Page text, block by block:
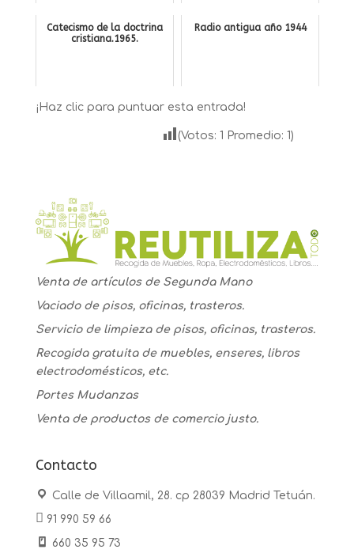
Catecismo de la doctrina
cristiana.1965.
Radio antigua año 1944
¡Haz clic para puntuar esta entrada!
(Votos: 1 Promedio: 1)
Venta de artículos de Segunda Mano
Vaciado de pisos, oficinas, trasteros.
Servicio de limpieza de pisos, oficinas, trasteros.
Recogida gratuita de muebles, enseres, libros
electrodomésticos, etc.
Portes Mudanzas
Venta de productos de comercio justo.
Contacto
Calle de Villaamil, 28. cp 28039 Madrid Tetuán.
91 990 59 66
660 35 95 73